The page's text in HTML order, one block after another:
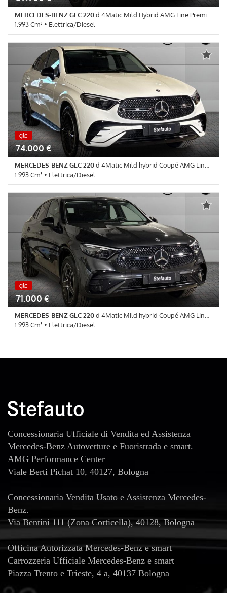
MERCEDES-BENZ GLC 220d 4Matic Mild Hybrid AMG Line Premium
1.993 Cm³ • Elettrica/Diesel
0 Km • Cambio Automatico (9) • GRIGIO ALPI STANDARD pastello
• 5 Porte • ABS • Airbag • Airbag Passeggero • Airbag testa •
Autoradio • Autoradio digitale • Bluetooth • Bracciolo • Cerchi in
lega • Chiusura centralizzata • Climatizzatore • Controllo
elettronico della corsia • Controllo trazione • Cruise Control • ESP
• Fari LED • Fendinebbia • Frenata d'emergenza assistita •
Immobilizzatore elettronico • Riconoscimento dei segnali stradali
• Sensore di luce • Sensore di pioggia • Servosterzo • Navigatore
satellitare • Specchietti laterali elettrici • Telecamera per
parcheggio assistito
nuova glc nuova
74.000 €
MERCEDES-BENZ GLC 220d 4Matic Mild hybrid Coupé AMG Line Advanced
1.993 Cm³ • Elettrica/Diesel
0 Km • Cambio Automatico (9) • Bianco Polare pastello • 5 Porte •
360° camera • ABS • Airbag • Airbag Passeggero • Airbag testa •
Autoradio • Autoradio digitale • Bluetooth • Bracciolo • Cerchi in
lega • Chiusura centralizzata • Climatizzatore • Controllo
elettronico della corsia • Controllo trazione • Cruise Control • ESP
• Fari LED • Fendinebbia • Frenata d'emergenza assistita •
Immobilizzatore elettronico • Sedile posteriore sdoppiato •
Sensore di luce • Sensore di pioggia • Servosterzo • Navigatore
satellitare • Specchietti laterali elettrici • Telecamera per
parcheggio assistito
nuova glc nuova
71.000 €
MERCEDES-BENZ GLC 220d 4Matic Mild hybrid Coupé AMG Line Advanced
1.993 Cm³ • Elettrica/Diesel
Immobilizzatore elettronico • Sensore di luce • Sensore di pioggia
• Servosterzo • Navigatore satellitare • Specchietti laterali
Concessionaria Ufficiale di Vendita ed Assistenza
Mercedes-Benz Autovetture e Fuoristrada e smart.
AMG Performance Center
Viale Berti Pichat 10, 40127, Bologna
Concessionaria Vendita Usato e Assistenza Mercedes-
Benz.
Via Bentini 111 (Zona Corticella), 40128, Bologna
Officina Autorizzata Mercedes-Benz e smart
Carrozzeria Ufficiale Mercedes-Benz e smart
Piazza Trento e Trieste, 4 a, 40137 Bologna